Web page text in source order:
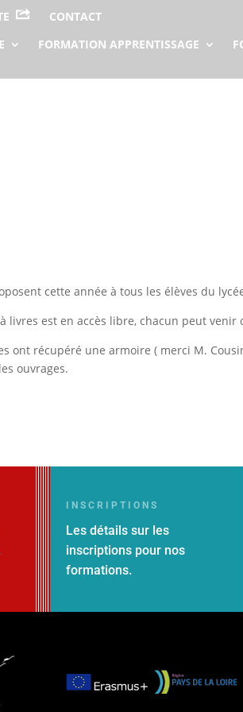
CONTACT
FORMATION APPRENTISSAGE
cette année à tous les élèves du
livres est en accès libre, chacun peut
ont récupéré une armoire ( merci M.
ouvrages.
INSCRIPTIONS
Les détails sur les
inscriptions pour nos
formations.